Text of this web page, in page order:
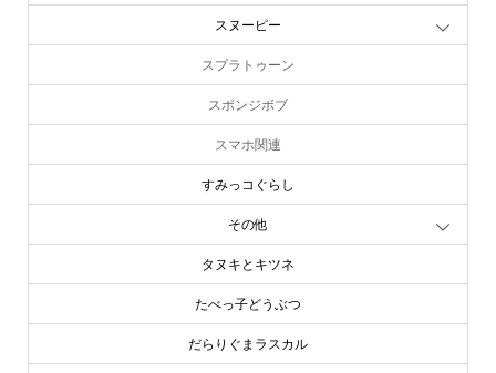
スヌーピー
スプラトゥーン
スポンジボブ
スマホ関連
すみっコぐらし
その他
タヌキとキツネ
たべっ子どうぶつ
だらりぐまラスカル